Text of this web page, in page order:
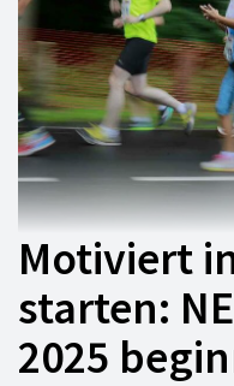
Motiviert
starten:
2025